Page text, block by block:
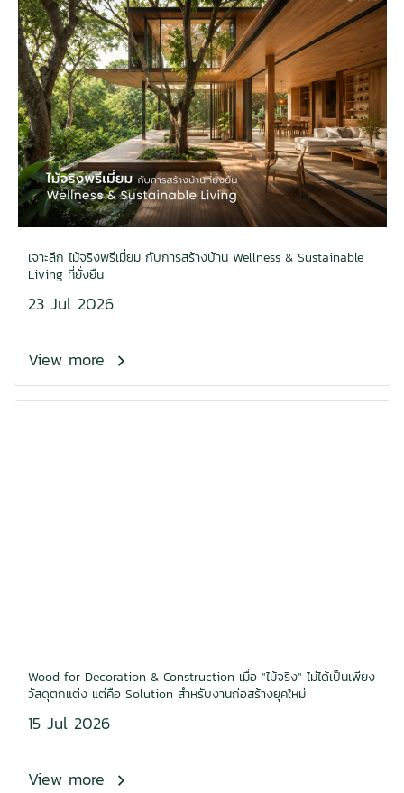
เจาะลึก ไม้จริงพรีเมี่ยม กับการสร้างบ้าน Wellness & Sustainable
Living ที่ยั่งยืน
23 Jul 2026
View more
Wood for Decoration & Construction เมื่อ "ไม้จริง" ไม่ได้เป็นเพียง
วัสดุตกแต่ง แต่คือ Solution สำหรับงานก่อสร้างยุคใหม่
15 Jul 2026
View more